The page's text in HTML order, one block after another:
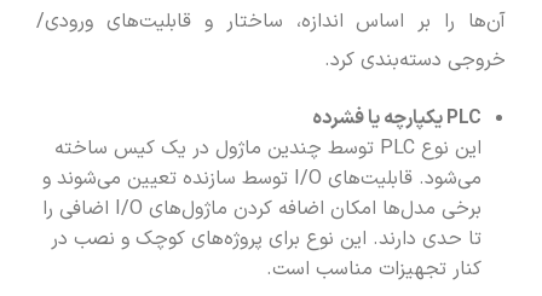
آن‌ها را بر اساس اندازه، ساختار و قابلیت‌های ورودی/
خروجی دسته‌بندی کرد.
PLCیکپارچه یا فشرده
این نوع PLC توسط چندین ماژول در یک کیس ساخته
می‌شود. قابلیت‌های I/O توسط سازنده تعیین می‌شوند و
برخی مدل‌ها امکان اضافه کردن ماژول‌های I/O اضافی را
تا حدی دارند. این نوع برای پروژه‌های کوچک و نصب در
کنار تجهیزات مناسب است.